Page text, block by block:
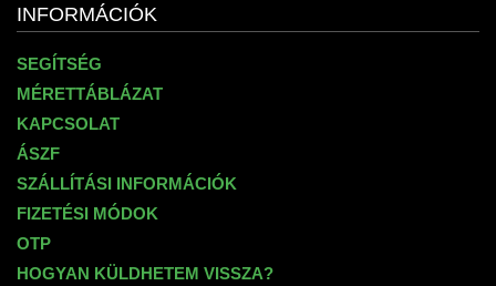
INFORMÁCIÓK
SEGÍTSÉG
MÉRETTÁBLÁZAT
KAPCSOLAT
ÁSZF
SZÁLLÍTÁSI INFORMÁCIÓK
FIZETÉSI MÓDOK
OTP
HOGYAN KÜLDHETEM VISSZA?